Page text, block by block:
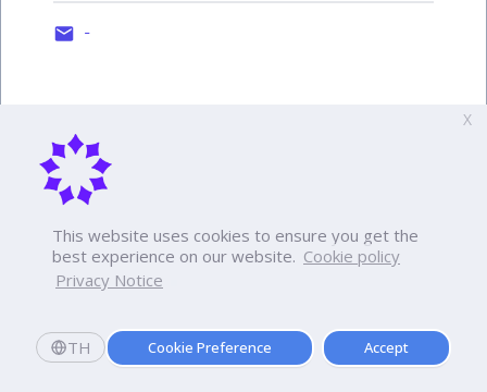
This website uses cookies to ensure you get the
best experience on our website. Cookie policy
Privacy Notice
TH Cookie Preference Accept
X
-